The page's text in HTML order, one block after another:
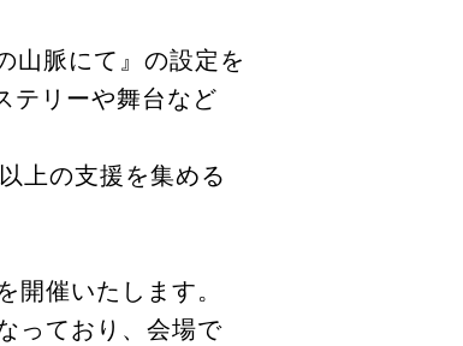
山脈にて』の設定を
テリーや舞台など
上の支援を集める
催いたします。
っており、会場で